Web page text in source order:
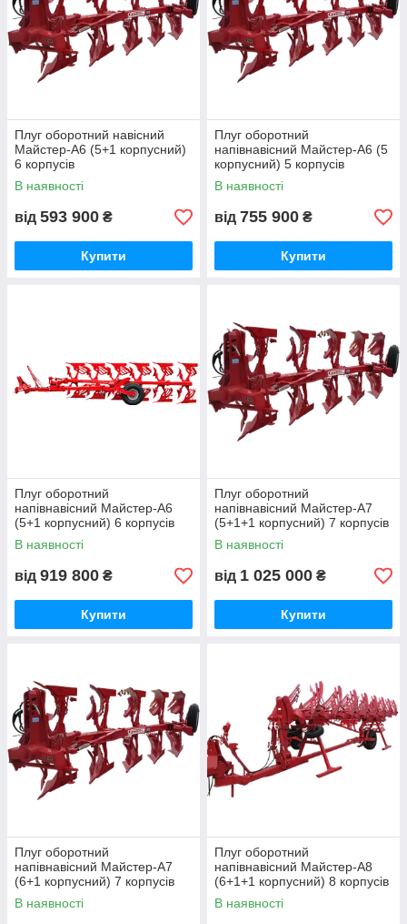
Плуг оборотний навісний
Майстер-А6 (5+1 корпусний)
6 корпусів
В наявності
від 593 900 ₴
Купити
Плуг оборотний
напівнавісний Майстер-А6 (5
корпусний) 5 корпусів
В наявності
від 755 900 ₴
Купити
Плуг оборотний
напівнавісний Майстер-А6
(5+1 корпусний) 6 корпусів
В наявності
від 919 800 ₴
Купити
Плуг оборотний
напівнавісний Майстер-А7
(5+1+1 корпусний) 7 корпусів
В наявності
від 1 025 000 ₴
Купити
Плуг оборотний
напівнавісний Майстер-А7
(6+1 корпусний) 7 корпусів
В наявності
Плуг оборотний
напівнавісний Майстер-А8
(6+1+1 корпусний) 8 корпусів
В наявності